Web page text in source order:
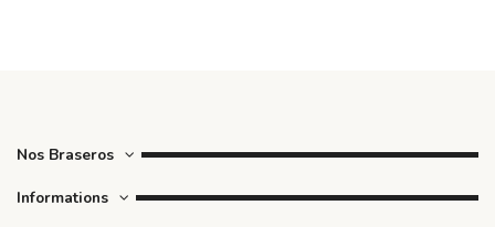
Nos Braseros
Informations